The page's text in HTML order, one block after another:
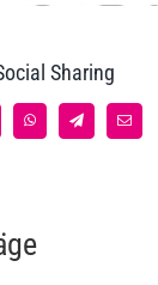
Sharing
WhatsAppTelegramE-
Mail